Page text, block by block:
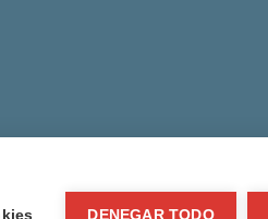
DENEGAR TODO